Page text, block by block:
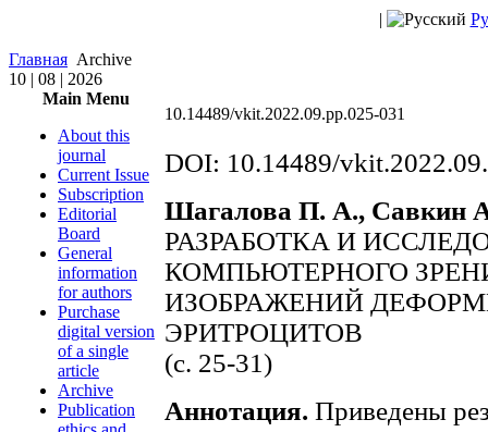
|
Главная Archive
10 | 08 | 2026
Main Menu
About this
journal
Current Issue
Subscription
Editorial
Board
General
information
for authors
Purchase
digital version
of a single
article
Archive
Publication
10.14489/vkit.2022.09.pp.025-031
DOI: 10.14489/
Шагалова П. А., Савкин
РАЗРАБОТКА И
КОМПЬЮТЕРНОГО
ИЗОБРАЖЕНИЙ
ЭРИТРОЦИТОВ
(с. 25-31)
Аннотация. Приведены